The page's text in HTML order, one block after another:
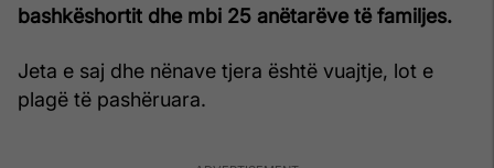
bashkëshortit dhe mbi 25 anëtarëve të familjes.
Jeta e saj dhe nënave tjera është vuajtje, lot e
plagë të pashëruara.